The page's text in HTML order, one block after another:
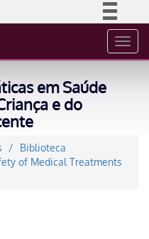
Acesso à informação
em Saúde
e do
Biblioteca
of Medical Treatments